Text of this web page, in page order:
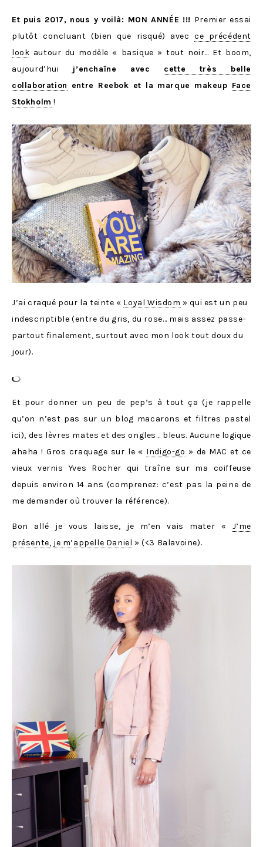
Et puis 2017, nous y voilà: MON ANNÉE !!! Premier essai
plutôt concluant (bien que risqué) avec ce précédent
look autour du modèle « basique » tout noir… Et boom,
aujourd’hui j’enchaîne avec cette très belle
collaboration entre Reebok et la marque makeup Face
Stokholm !
J’ai craqué pour la teinte « Loyal Wisdom » qui est un peu
indescriptible (entre du gris, du rose… mais assez passe-
partout finalement, surtout avec mon look tout doux du
jour).
Et pour donner un peu de pep’s à tout ça (je rappelle
qu’on n’est pas sur un blog macarons et filtres pastel
ici), des lèvres mates et des ongles… bleus. Aucune logique
ahaha ! Gros craquage sur le « Indigo-go » de MAC et ce
vieux vernis Yves Rocher qui traîne sur ma coiffeuse
depuis environ 14 ans (comprenez: c’est pas la peine de
me demander où trouver la référence).
Bon allé je vous laisse, je m’en vais mater « J’me
présente, je m’appelle Daniel » (<3 Balavoine).